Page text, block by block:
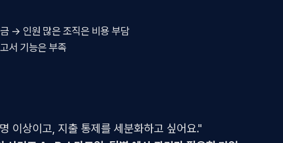
→ 인원 많은 조직은 비용 부담
서 기능은 부족
이상이고, 지출 통제를 세분화하고 싶어요."